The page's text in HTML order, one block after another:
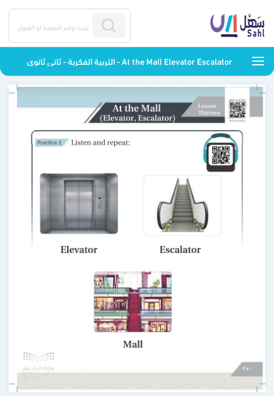
At the Mall Elevator Escalator - التربية الفكرية - ثاني ثانوي